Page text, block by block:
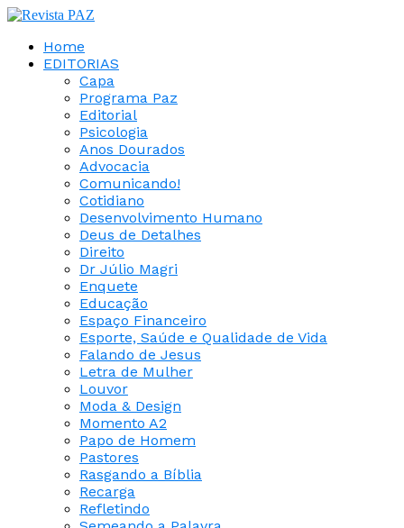
Home
EDITORIAS
Capa
Programa Paz
Editorial
Psicologia
Anos Dourados
Advocacia
Comunicando!
Cotidiano
Desenvolvimento Humano
Deus de Detalhes
Direito
Dr Júlio Magri
Enquete
Educação
Espaço Financeiro
Esporte, Saúde e Qualidade de Vida
Falando de Jesus
Letra de Mulher
Louvor
Moda & Design
Momento A2
Papo de Homem
Pastores
Rasgando a Bíblia
Recarga
Refletindo